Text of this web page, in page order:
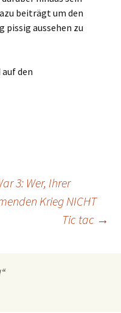
beiträgt um den
pissig aussehen zu
den
3: Wer, Ihrer
Krieg NICHT
Tic tac →